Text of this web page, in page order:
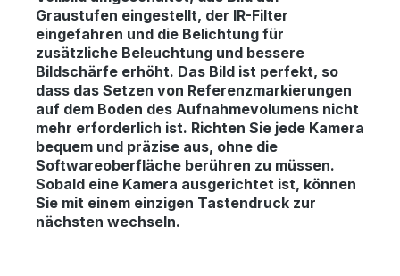
Graustufen eingestellt, der IR-Filter
eingefahren und die Belichtung für
zusätzliche Beleuchtung und bessere
Bildschärfe erhöht. Das Bild ist perfekt, so
dass das Setzen von Referenzmarkierungen
auf dem Boden des Aufnahmevolumens nicht
mehr erforderlich ist. Richten Sie jede Kamera
bequem und präzise aus, ohne die
Softwareoberfläche berühren zu müssen.
Sobald eine Kamera ausgerichtet ist, können
Sie mit einem einzigen Tastendruck zur
nächsten wechseln.